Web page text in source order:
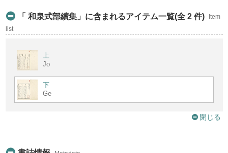
「 和泉式部續集」に含まれるアイテム一覧(全 2 件)
Item
list
上
Jo
下
Ge
閉じる